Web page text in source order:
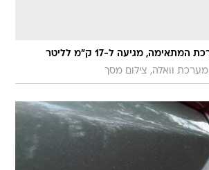
מאזדה 6. עם המערכת המתאימה, מגיעה ל-17 ק"מ לליטר
מערכת וואלה, צילום מסך